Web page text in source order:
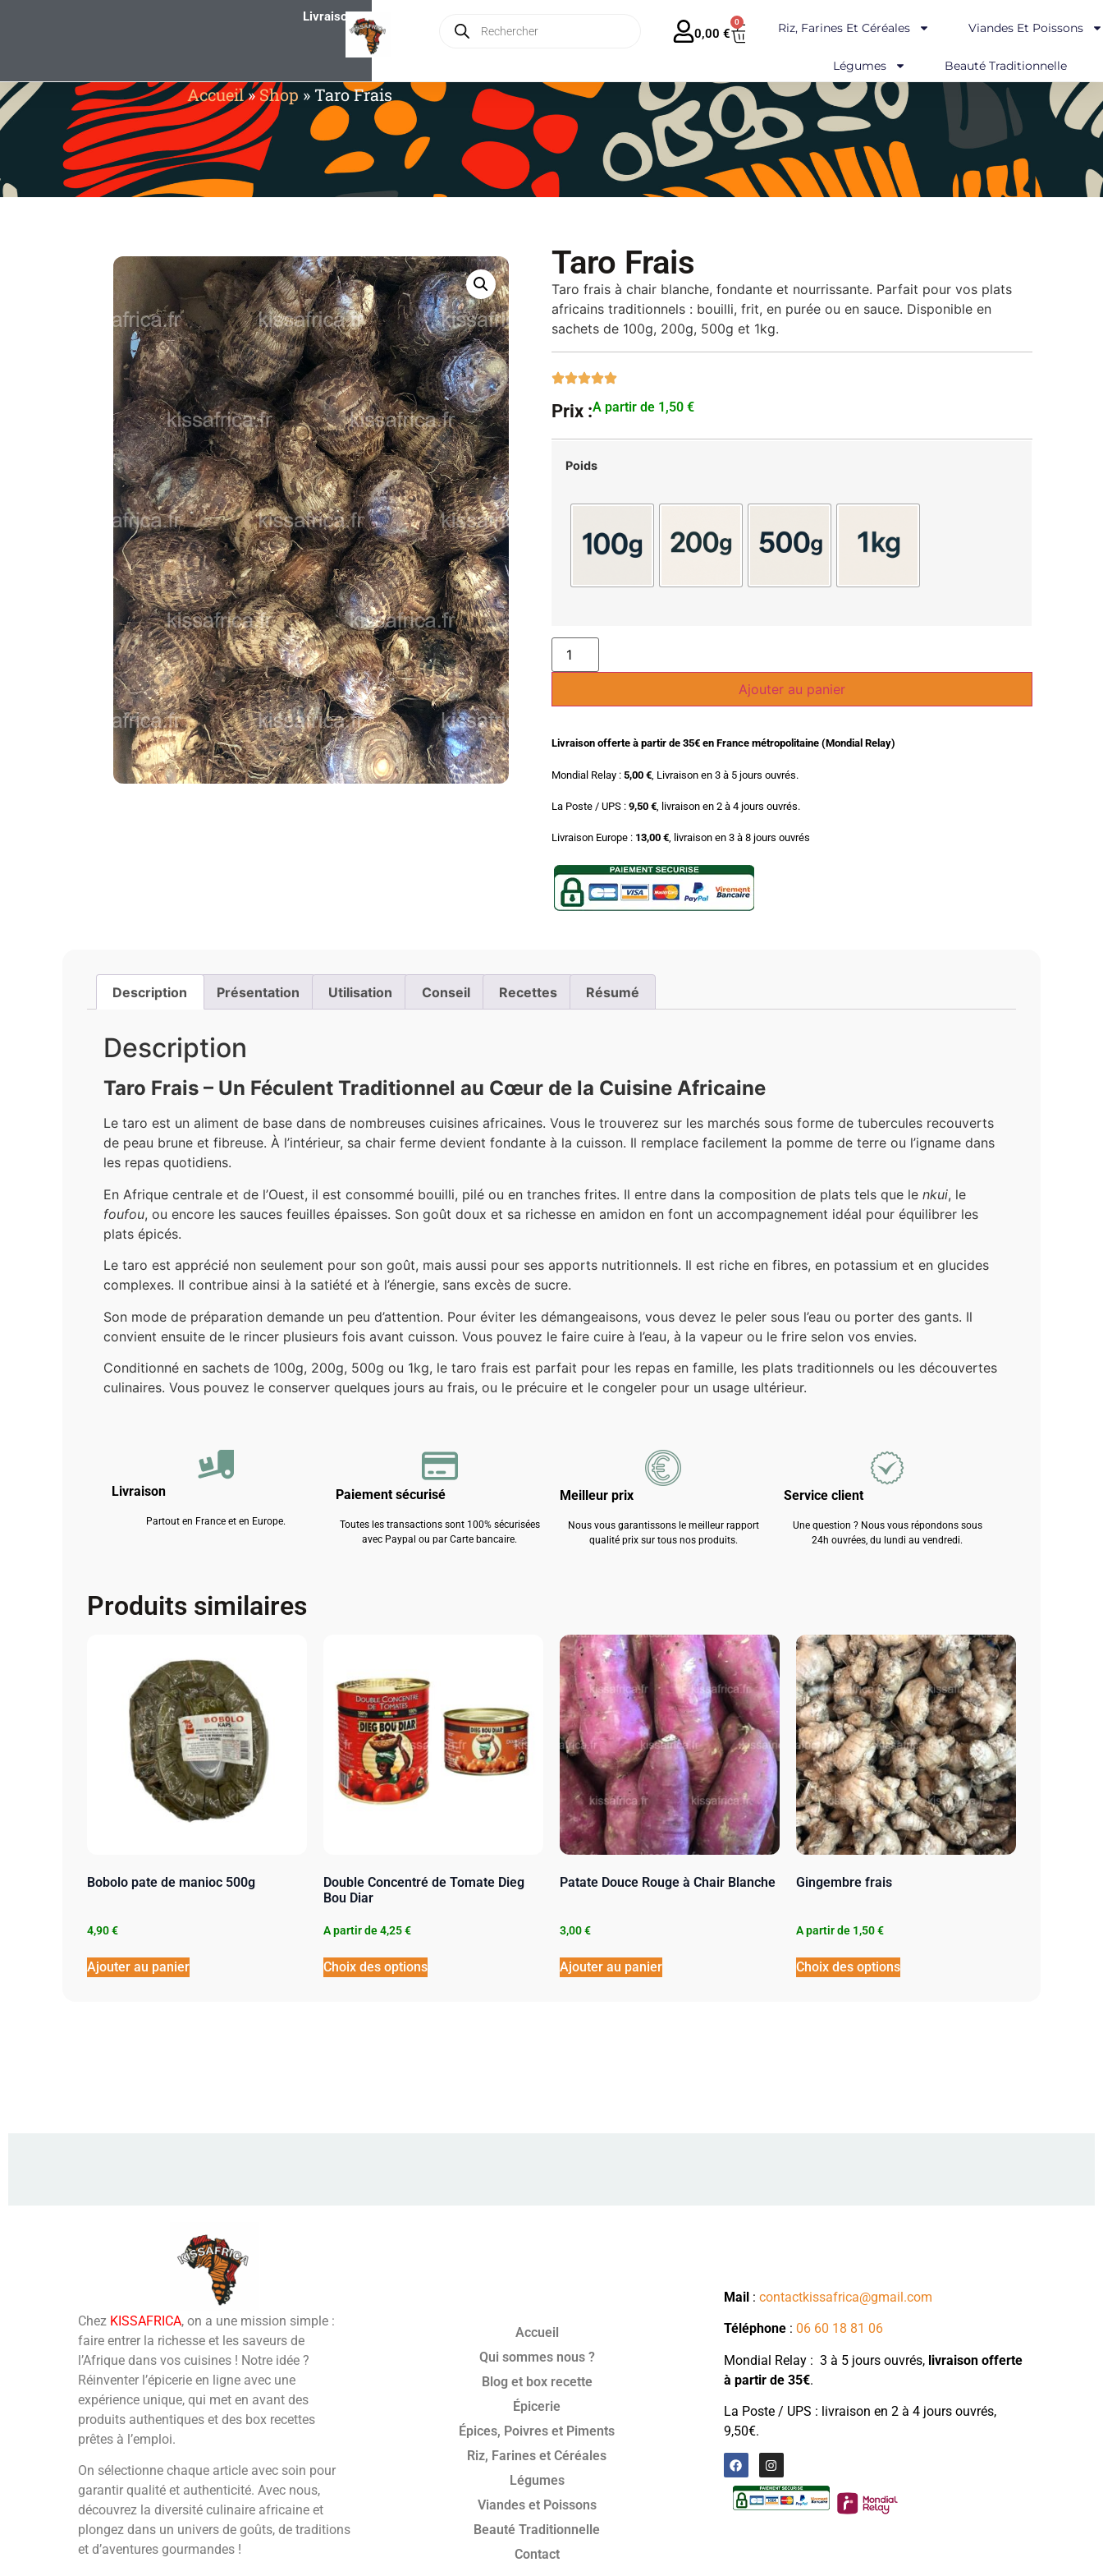
Livraison gratuite en France dès 35€ – Forfait Europe 13€
0,00 €
0 Riz, Farines Et Céréales Viandes Et Poissons
Légumes Beauté Traditionnelle
Accueil»Shop » Taro Frais
Taro Frais
Taro frais à chair blanche, fondante et nourrissante. Parfait pour vos plats
africains traditionnels : bouilli, frit, en purée ou en sauce. Disponible en
sachets de 100g, 200g, 500g et 1kg.
Prix :A partir de 1,50 €
Poids
Ajouter au panier
Livraison offerte à partir de 35€ en France métropolitaine (Mondial Relay)
Mondial Relay : 5,00 € , Livraison en 3 à 5 jours ouvrés.
La Poste / UPS : 9,50 € , livraison en 2 à 4 jours ouvrés.
Livraison Europe : 13,00 €, livraison en 3 à 8 jours ouvrés
Description Présentation Utilisation Conseil Recettes Résumé
Description
Taro Frais – Un Féculent Traditionnel au Cœur de la Cuisine Africaine
Le taro est un aliment de base dans de nombreuses cuisines africaines. Vous le trouverez sur les marchés sous forme de tubercules recouverts
de peau brune et fibreuse. À l’intérieur, sa chair ferme devient fondante à la cuisson. Il remplace facilement la pomme de terre ou l’igname dans
les repas quotidiens.
En Afrique centrale et de l’Ouest, il est consommé bouilli, pilé ou en tranches frites. Il entre dans la composition de plats tels que lenkui, le
foufou, ou encore les sauces feuilles épaisses. Son goût doux et sa richesse en amidon en font un accompagnement idéal pour équilibrer les
plats épicés.
Le taro est apprécié non seulement pour son goût, mais aussi pour ses apports nutritionnels. Il est riche en fibres, en potassium et en glucides
complexes. Il contribue ainsi à la satiété et à l’énergie, sans excès de sucre.
Son mode de préparation demande un peu d’attention. Pour éviter les démangeaisons, vous devez le peler sous l’eau ou porter des gants. Il
convient ensuite de le rincer plusieurs fois avant cuisson. Vous pouvez le faire cuire à l’eau, à la vapeur ou le frire selon vos envies.
Conditionné en sachets de 100g, 200g, 500g ou 1kg, le taro frais est parfait pour les repas en famille, les plats traditionnels ou les découvertes
culinaires. Vous pouvez le conserver quelques jours au frais, ou le précuire et le congeler pour un usage ultérieur.
Livraison
Partout en France et en Europe.
Paiement sécurisé
Toutes les transactions sont 100% sécurisées
avec Paypal ou par Carte bancaire.
Meilleur prix
Nous vous garantissons le meilleur rapport
qualité prix sur tous nos produits.
Service client
Une question ? Nous vous répondons sous
24h ouvrées, du lundi au vendredi.
Produits similaires
Bobolo pate de manioc 500g
4,90€
Ajouter au panier
Double Concentré de Tomate Dieg
Bou Diar
A partir de4,25€
Choix des options
Patate Douce Rouge à Chair Blanche
3,00€
Ajouter au panier
Gingembre frais
A partir de 1,50€
Choix des options
Chez KISSAFRICA, on a une mission simple :
faire entrer la richesse et les saveurs de
l’Afrique dans vos cuisines ! Notre idée ?
Réinventer l’épicerie en ligne avec une
expérience unique, qui met en avant des
produits authentiques et des box recettes
prêtes à l’emploi.
On sélectionne chaque article avec soin pour
garantir qualité et authenticité. Avec nous,
découvrez la diversité culinaire africaine et
plongez dans un univers de goûts, de traditions
et d’aventures gourmandes !
Accueil
Qui sommes nous ?
Blog et box recette
Épicerie
Épices, Poivres et Piments
Riz, Farines et Céréales
Légumes
Viandes et Poissons
Beauté Traditionnelle
Contact
Mail: contactkissafrica@gmail.com
Téléphone: 06 60 18 81 06
Mondial Relay : 3 à 5 jours ouvrés, livraison offerte
à partir de 35€.
La Poste / UPS : livraison en 2 à 4 jours ouvrés,
9,50€.